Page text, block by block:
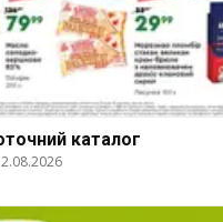
каталог